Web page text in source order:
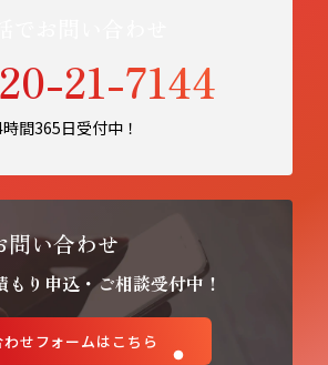
21-7144
間365日受付中！
い合わせ
もり申込・ご相談受付中！
せフォームはこちら